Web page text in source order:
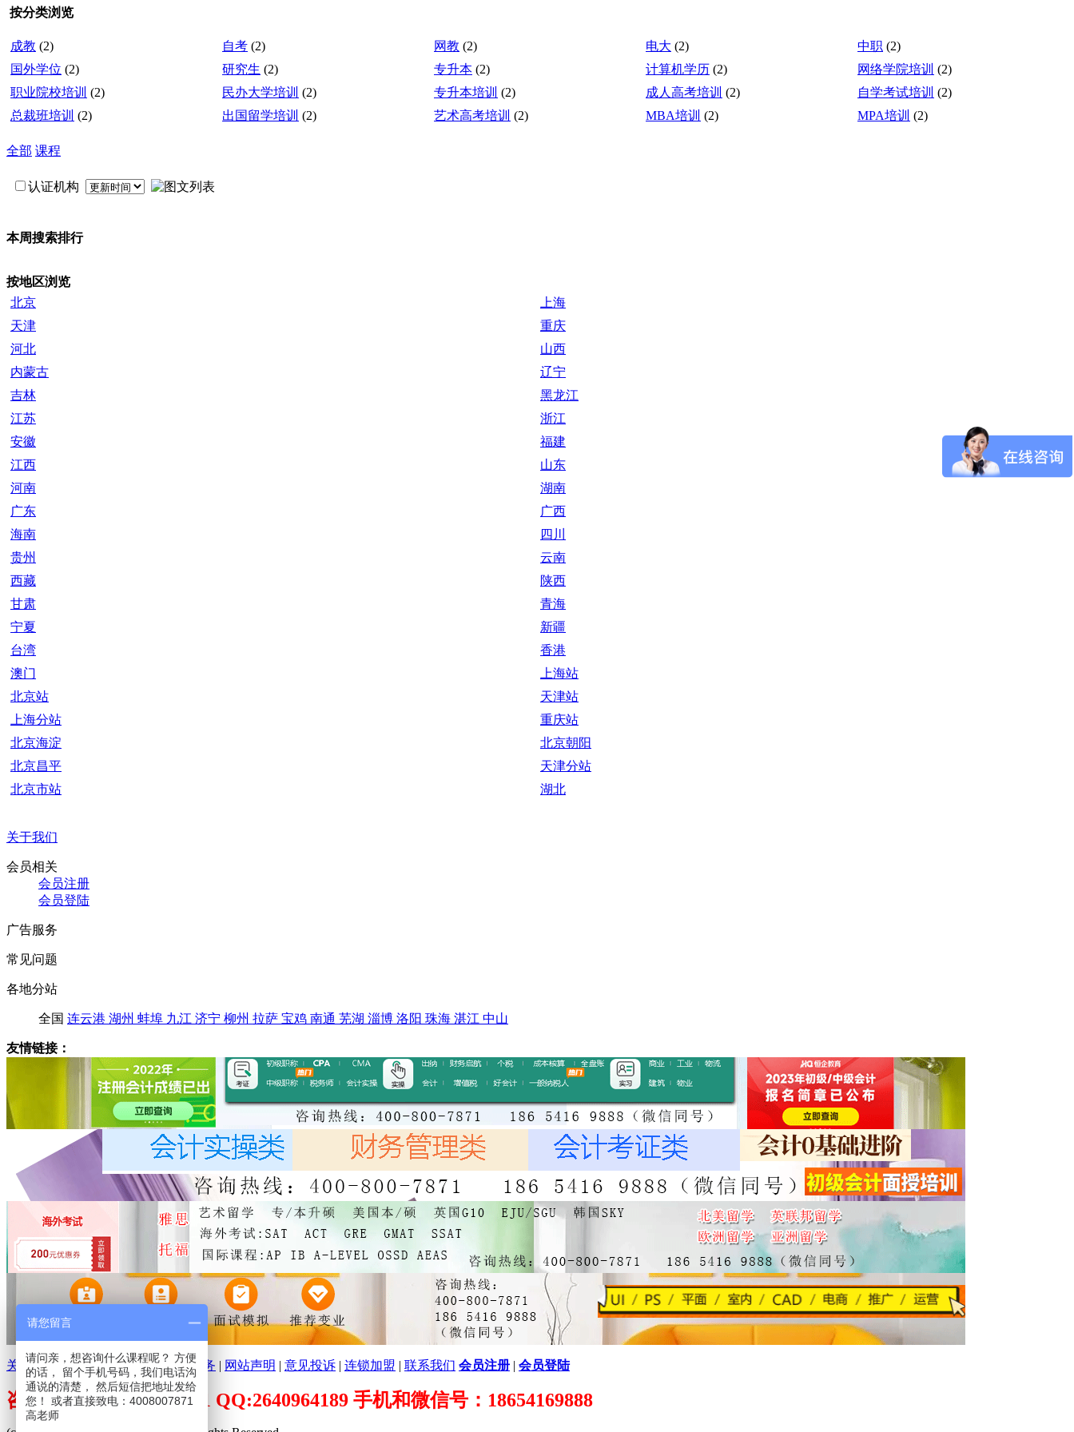
按分类浏览
成教 (2) 自考 (2) 网教 (2) 电大 (2) 中职 (2)
国外学位 (2) 研究生 (2) 专升本 (2) 计算机学历 (2) 网络学院培训 (2)
职业院校培训 (2) 民办大学培训 (2) 专升本培训 (2) 成人高考培训 (2) 自学考试培训 (2)
总裁班培训 (2) 出国留学培训 (2) 艺术高考培训 (2) MBA培训 (2) MPA培训 (2)
全部 课程
认证机构
本周搜索排行
按地区浏览
北京
上海
天津
重庆
河北
山西
内蒙古
辽宁
吉林
黑龙江
江苏
浙江
安徽
福建
江西
山东
河南
湖南
广东
广西
海南
四川
贵州
云南
西藏
陕西
甘肃
青海
宁夏
新疆
台湾
香港
澳门
上海站
北京站
天津站
上海分站
重庆站
北京海淀
北京朝阳
北京昌平
天津分站
北京市站
湖北
关于我们
会员相关
会员注册
会员登陆
广告服务
常见问题
各地分站
全国 连云港 湖州 蚌埠 九江 济宁 柳州 拉萨 宝鸡 南通 芜湖 淄博 洛阳 珠海 湛江 中山
友情链接：
关于环球培训网|分支机构|广告服务 | 网站声明 | 意见投诉 | 连锁加盟 | 联系我们 会员注册 | 会员登陆
咨询电话：400-800-7871 QQ:2640964189 手机和微信号：18654169888
请您留言
请问亲，想咨询什么课程呢？ 方便
的话， 留个手机号码，我们电话沟
通说的清楚， 然后短信把地址发给
您！ 或者直接致电：4008007871
高老师